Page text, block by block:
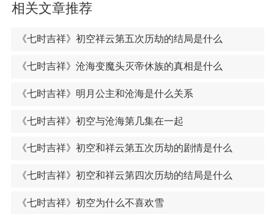
相关文章推荐
《七时吉祥》初空祥云第五次历劫的结局是什么
《七时吉祥》沧海变魔头灭帝休族的真相是什么
《七时吉祥》明月公主和沧海是什么关系
《七时吉祥》初空与沧海第几集在一起
《七时吉祥》初空和祥云第五次历劫的剧情是什么
《七时吉祥》初空和祥云第四次历劫的结局是什么
《七时吉祥》初空为什么不喜欢雪